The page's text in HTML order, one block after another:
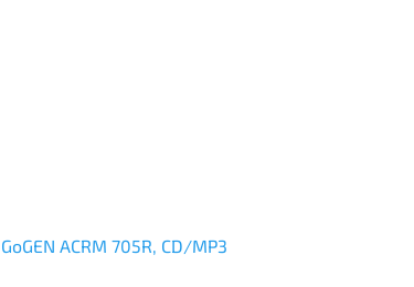
GoGEN ACRM 705R, CD/MP3